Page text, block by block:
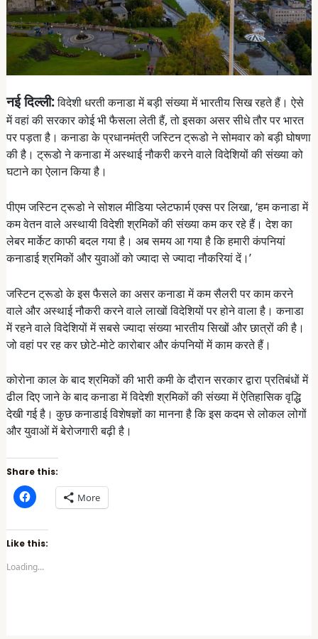
नई दिल्ली:विदेशी धरती कनाडा में बड़ी संख्या में भारतीय सिख रहते हैं। ऐसे
में वहां की सरकार कोई भी फैसला लेती हैं, तो इसका असर सीधे तौर पर भारत
पर पड़ता है। कनाडा के प्रधानमंत्री जस्टिन ट्रूडो ने सोमवार को बड़ी घोषणा
की है। ट्रूडो ने कनाडा में अस्थाई नौकरी करने वाले विदेशियों की संख्या को
घटाने का ऐलान किया है।
पीएम जस्टिन ट्रूडो ने सोशल मीडिया प्लेटफार्म एक्स पर लिखा, ‘हम कनाडा में
कम वेतन वाले अस्थायी विदेशी श्रमिकों की संख्या कम कर रहे हैं। देश का
लेबर मार्केट काफी बदल गया है। अब समय आ गया है कि हमारी कंपनियां
कनाडाई श्रमिकों और युवाओं को ज्यादा से ज्यादा नौकरियां दें।’
जस्टिन ट्रूडो के इस फैसले का असर कनाडा में कम सैलरी पर काम करने
वाले और अस्थाई नौकरी करने वाले लाखों विदेशियों पर होने वाला है। कनाडा
में रहने वाले विदेशियों में सबसे ज्यादा संख्या भारतीय सिखों और छात्रों की है।
जो वहां पर रह कर छोटे-मोटे कारोबार और कंपनियों में काम करते हैं।
कोरोना काल के बाद श्रमिकों की भारी कमी के दौरान सरकार द्वारा प्रतिबंधों में
ढील दिए जाने के बाद कनाडा में विदेशी श्रमिकों की संख्या में ऐतिहासिक वृद्धि
देखी गई है। कुछ कनाडाई विशेषज्ञों का मानना ​​है कि इस कदम से लोकल लोगों
और युवाओं में बेरोजगारी बढ़ी है।
Share this:
C
l
k
t
o
h
More
Like this:
Loading...